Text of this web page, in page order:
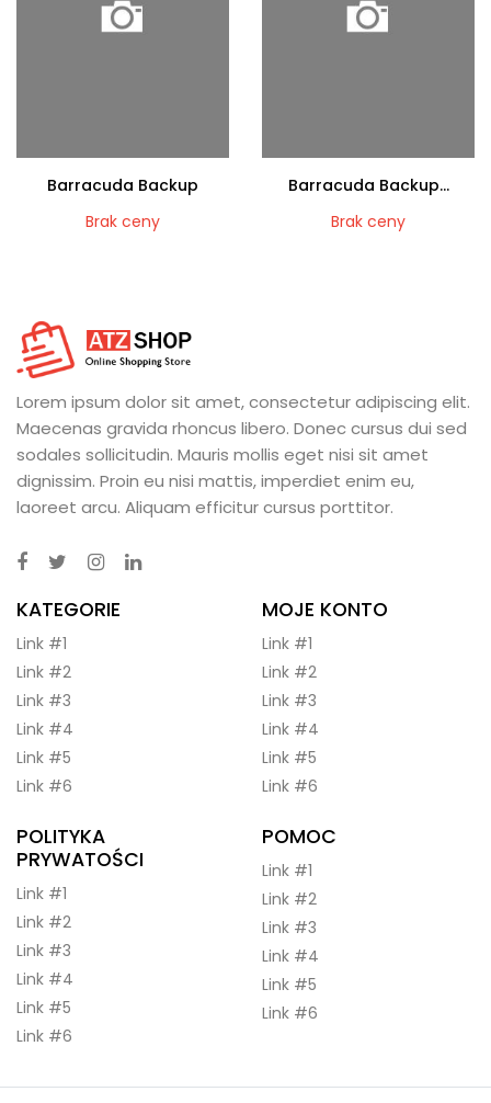
Barracuda Backup
Brak ceny
Barracuda Backup...
Brak ceny
Lorem ipsum dolor sit amet, consectetur adipiscing elit.
Maecenas gravida rhoncus libero. Donec cursus dui sed
sodales sollicitudin. Mauris mollis eget nisi sit amet
dignissim. Proin eu nisi mattis, imperdiet enim eu,
laoreet arcu. Aliquam efficitur cursus porttitor.
KATEGORIE
Link #1
Link #2
Link #3
Link #4
Link #5
Link #6
MOJE KONTO
Link #1
Link #2
Link #3
Link #4
Link #5
Link #6
POLITYKA
PRYWATOŚCI
Link #1
Link #2
Link #3
Link #4
Link #5
Link #6
POMOC
Link #1
Link #2
Link #3
Link #4
Link #5
Link #6